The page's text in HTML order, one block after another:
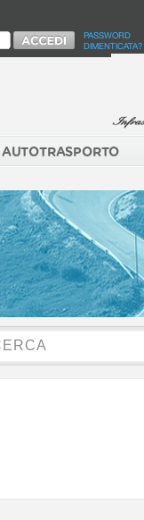
PASSWORD
DIMENTICATA?
AUTOTRASPORTO